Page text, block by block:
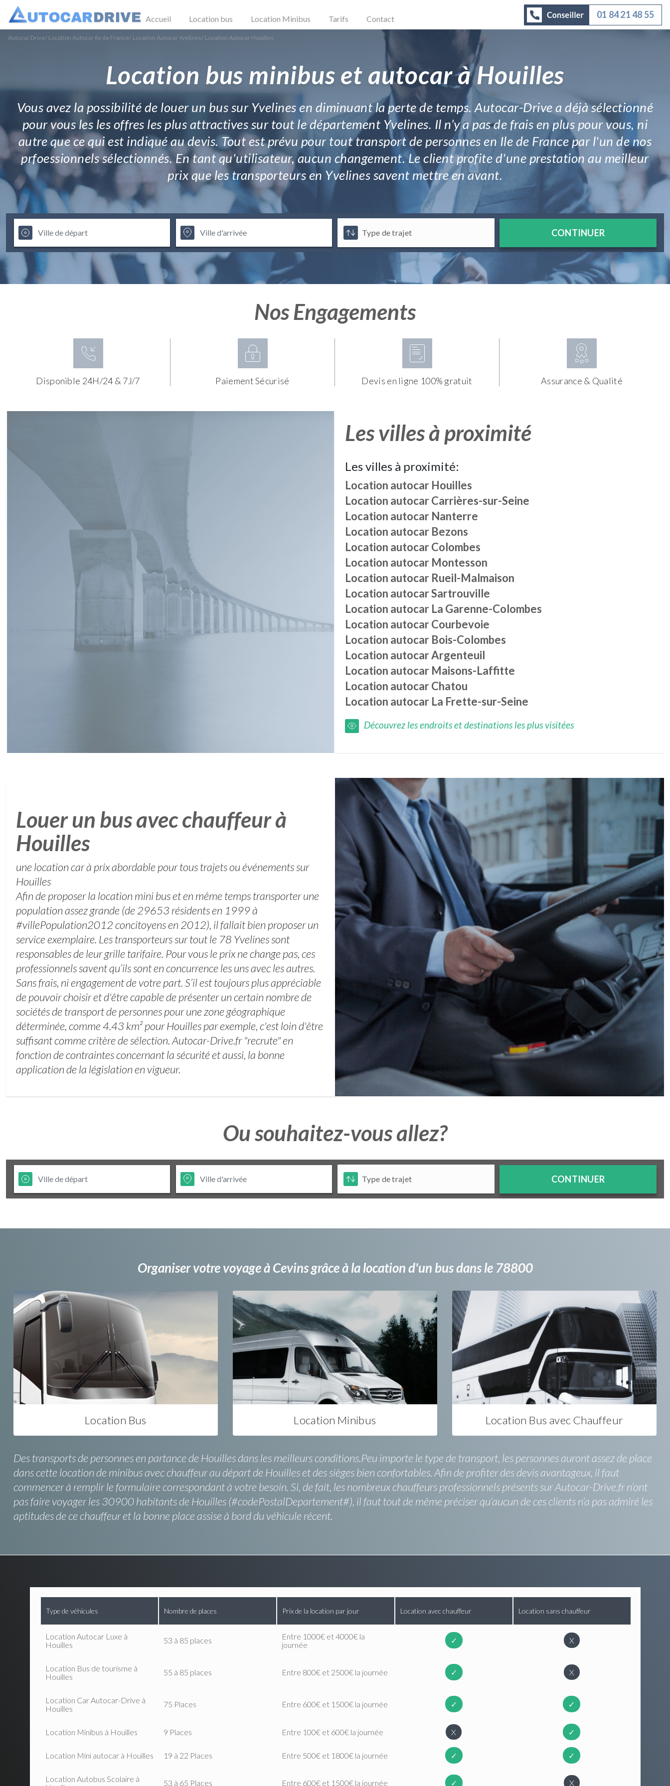
Accueil Location bus Location Minibus Tarifs Contact 01 84 21 48 55
Autocar Drive/ Location Autocar Ile de France/ Location Autocar Yvelines/ Location Autocar Houilles
Location bus minibus et autocar à Houilles
Vous avez la possibilité de louer un bus sur Yvelines en diminuant la perte de temps. Autocar-Drive a déjà sélectionné
pour vous les les offres les plus attractives sur tout le département Yvelines. Il n’y a pas de frais en plus pour vous, ni
autre que ce qui est indiqué au devis. Tout est prévu pour tout transport de personnes en Ile de France par l'un de nos
prfoessionnels sélectionnés. En tant qu'utilisateur, aucun changement. Le client profite d'une prestation au meilleur
prix que les transporteurs en Yvelines savent mettre en avant.
CONTINUER
Nos Engagements
Disponible 24H/24 & 7J/7 Paiement Sécurisé Devis en ligne 100% gratuit Assurance & Qualité
Les villes à proximité
Les villes à proximité:
Location autocar Houilles
Location autocarCarrières-sur-Seine
Location autocar Nanterre
Location autocar Bezons
Location autocarColombes
Location autocar Montesson
Location autocar Rueil-Malmaison
Location autocarSartrouville
Location autocar La Garenne-Colombes
Location autocarCourbevoie
Location autocar Bois-Colombes
Location autocarArgenteuil
Location autocar Maisons-Laffitte
Location autocarChatou
Location autocar La Frette-sur-Seine
Découvrez les endroits et destinations les plus visitées
Louer un bus avec chauffeur à
Houilles
une location car à prix abordable pour tous trajets ou événements sur
Houilles
Afin de proposer la location mini bus et en même temps transporter une
population assez grande (de 29653 résidents en 1999 à
#villePopulation2012 concitoyens en 2012), il fallait bien proposer un
service exemplaire. Les transporteurs sur tout le 78 Yvelines sont
responsables de leur grille tarifaire. Pour vous le prix ne change pas, ces
professionnels savent qu’ils sont en concurrence les uns avec les autres.
Sans frais, ni engagement de votre part. S’il est toujours plus appréciable
de pouvoir choisir et d'être capable de présenter un certain nombre de
sociétés de transport de personnes pour une zone géographique
déterminée, comme 4.43 km² pour Houilles par exemple, c'est loin d'être
suffisant comme critère de sélection. Autocar-Drive.fr "recrute" en
fonction de contraintes concernant la sécurité et aussi, la bonne
application de la législation en vigueur.
Ou souhaitez-vous allez?
CONTINUER
Organiser votre voyage à Cevins grâce à la location d'un bus dans le 78800
Location Bus Location Minibus Location Bus avec Chauffeur
Des transports de personnes en partance de Houilles dans les meilleurs conditions.Peu importe le type de transport, les personnes auront assez de place
dans cette location de minibus avec chauffeur au départ de Houilles et des sièges bien confortables. Afin de profiter des devis avantageux, il faut
commencer à remplir le formulaire correspondant à votre besoin. Si, de fait, les nombreux chauffeurs professionnels présents sur Autocar-Drive.fr n’ont
pas faire voyager les 30900 habitants de Houilles (#codePostalDepartement#), il faut tout de même préciser qu’aucun de ces clients n’a pas admiré les
aptitudes de ce chauffeur et la bonne place assise à bord du véhicule récent.
Type de véhicules Nombre de places Prix de la location par jour Location avec chauffeur Location sans chauffeur
Location Autocar Luxe à
Houilles
53 à 85 places
Entre 1000€ et 4000€ la
journée
✓ X
Location Bus de tourisme à
Houilles
55 à 85 places Entre 800€ et 2500€ la journée ✓ X
Location Car Autocar-Drive à
Houilles
75 Places Entre 600€ et 1500€ la journée ✓ ✓
Location Minibus à Houilles 9 Places Entre 100€ et 600€ la journée X ✓
Location Mini autocar à Houilles 19 à 22 Places Entre 500€ et 1800€ la journée ✓ ✓
Location Autobus Scolaire à
53 à 65 Places Entre 600€ et 1500€ la journée ✓ X